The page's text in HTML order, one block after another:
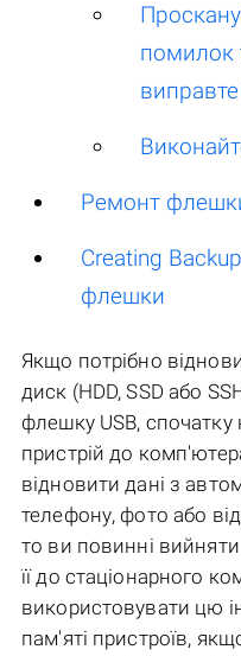
помилок
виправте
Ремонт
Creating
флешки
Якщо потрібно
диск (HDD, SSD або
флешку USB, спочатку
пристрій до
відновити дані з
телефону, фото або
то ви повинні
її до стаціонарного
використовувати цю
пам'яті пристроїв,